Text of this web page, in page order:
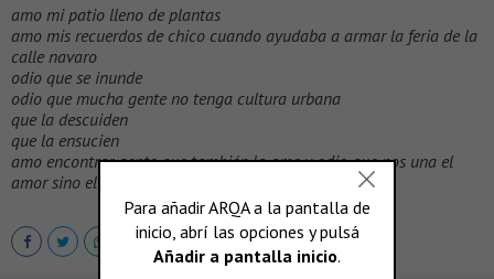
amo mi patio lleno de plantas
amo mis recuerdos de chico cuando ayudaba a armar la feria de la
calle navaro
odio que se inunde
odio que mucha gente no tenga cultura urbana
que la descuiden
que la ensucien
amo encontrar gente que también la ame y odio que nos una el
amor sino el espanto